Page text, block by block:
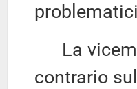
La
contrario